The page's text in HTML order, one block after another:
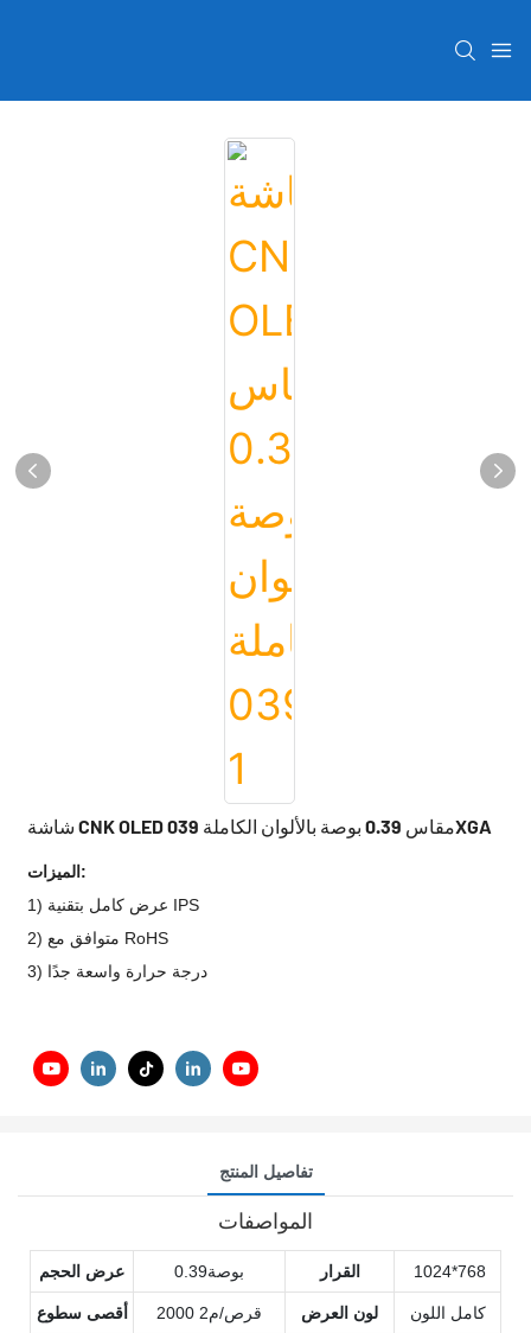
شاشة CNK OLED مقاس 0.39 بوصة بالألوان الكاملة 039XGA
الميزات:
1) عرض كامل بتقنية IPS
2) متوافق مع RoHS
3) درجة حرارة واسعة جدًا
تفاصيل المنتج
المواصفات
عرض الحجم بوصة0.39 القرار 1024*768
أقصى سطوع 2000 قرص/م2 لون العرض كامل اللون